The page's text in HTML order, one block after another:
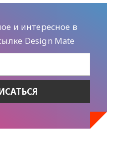
и интересное в
Design Mate